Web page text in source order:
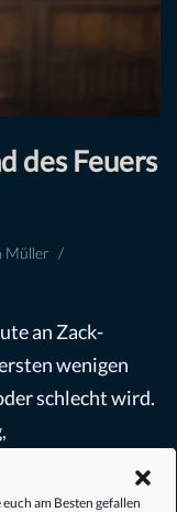
am Besten gefallen
des Feuers
Müller
an Zack-
wenigen
schlecht wird.